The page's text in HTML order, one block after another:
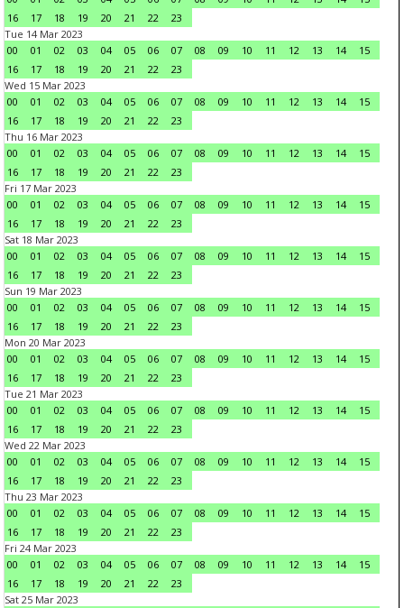
16
17 18 19 20 21 22
23
Tue 14 Mar 2023
00
01 02 03 04 05 06 07 08 09 10 11 12 13 14
15
16
17 18 19 20 21 22
23
Wed 15 Mar 2023
00
01 02 03 04 05 06 07 08 09 10 11 12 13 14
15
16
17 18 19 20 21 22
23
Thu 16 Mar 2023
00
01 02 03 04 05 06 07 08 09 10 11 12 13 14
15
16
17 18 19 20 21 22
23
Fri 17 Mar 2023
00
01 02 03 04 05 06 07 08 09 10 11 12 13 14
15
16
17 18 19 20 21 22
23
Sat 18 Mar 2023
00
01 02 03 04 05 06 07 08 09 10 11 12 13 14
15
16
17 18 19 20 21 22
23
Sun 19 Mar 2023
00
01 02 03 04 05 06 07 08 09 10 11 12 13 14
15
16
17 18 19 20 21 22
23
Mon 20 Mar 2023
00
01 02 03 04 05 06 07 08 09 10 11 12 13 14
15
16
17 18 19 20 21 22
23
Tue 21 Mar 2023
00
01 02 03 04 05 06 07 08 09 10 11 12 13 14
15
16
17 18 19 20 21 22
23
Wed 22 Mar 2023
00
01 02 03 04 05 06 07 08 09 10 11 12 13 14
15
16
17 18 19 20 21 22
23
Thu 23 Mar 2023
00
01 02 03 04 05 06 07 08 09 10 11 12 13 14
15
16
17 18 19 20 21 22
23
Fri 24 Mar 2023
00
01 02 03 04 05 06 07 08 09 10 11 12 13 14
15
16
17 18 19 20 21 22
23
Sat 25 Mar 2023